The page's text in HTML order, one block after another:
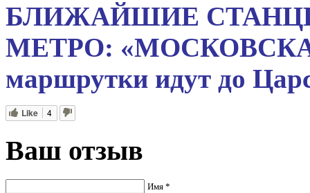
БЛИЖАЙШИЕ
МЕТРО:
маршрутки идут до
Like 4
Ваш отзыв
Имя *